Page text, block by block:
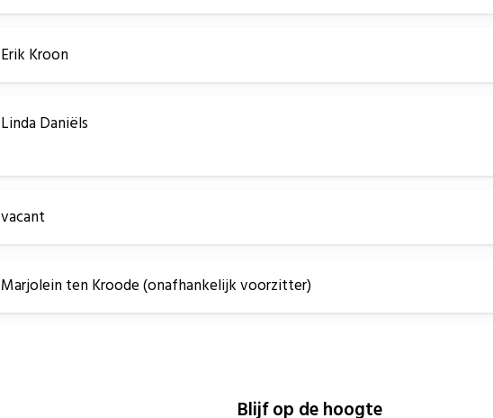
Erik Kroon
Linda Daniëls
vacant
Marjolein ten Kroode (onafhankelijk voorzitter)
Blijf op de hoogte